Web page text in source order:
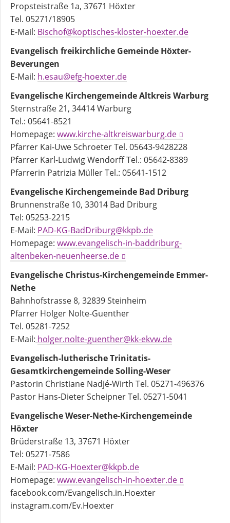
Propsteistraße 1a, 37671 Höxter
Tel. 05271/18905
E-Mail: Bischof@koptisches-kloster-hoexter.de
Evangelisch freikirchliche Gemeinde Höxter-
Beverungen
E-Mail: h.esau@efg-hoexter.de
Evangelische Kirchengemeinde Altkreis Warburg
Sternstraße 21, 34414 Warburg
Tel.: 05641-8521
Homepage: www.kirche-altkreiswarburg.de
Pfarrer Kai-Uwe Schroeter Tel. 05643-9428228
Pfarrer Karl-Ludwig Wendorff Tel.: 05642-8389
Pfarrerin Patrizia Müller Tel.: 05641-1512
Evangelische Kirchengemeinde Bad Driburg
Brunnenstraße 10, 33014 Bad Driburg
Tel: 05253-2215
E-Mail: PAD-KG-BadDriburg@kkpb.de
Homepage: www.evangelisch-in-baddriburg-
altenbeken-neuenheerse.de
Evangelische Christus-Kirchengemeinde Emmer-
Nethe
Bahnhofstrasse 8, 32839 Steinheim
Pfarrer Holger Nolte-Guenther
Tel. 05281-7252
E-Mail: holger.nolte-guenther@kk-ekvw.de
Evangelisch-lutherische Trinitatis-
Gesamtkirchengemeinde Solling-Weser
Pastorin Christiane Nadjé-Wirth Tel. 05271-496376
Pastor Hans-Dieter Scheipner Tel. 05271-5041
Evangelische Weser-Nethe-Kirchengemeinde
Höxter
Brüderstraße 13, 37671 Höxter
Tel: 05271-7586
E-Mail: PAD-KG-Hoexter@kkpb.de
Homepage: www.evangelisch-in-hoexter.de
facebook.com/Evangelisch.in.Hoexter
instagram.com/Ev.Hoexter